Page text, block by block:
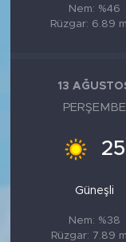
Nem: %46
Rüzgar: 6.89
13
PERŞEMBE
25
Güneşli
Nem: %38
Rüzgar: 7.89